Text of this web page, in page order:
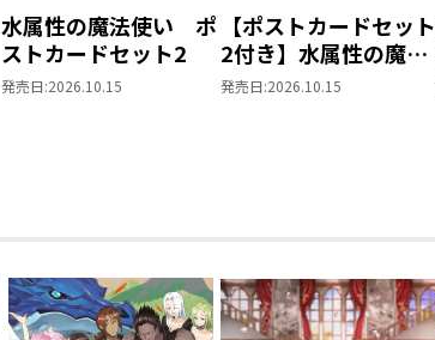
水属性の魔法使い ポ
ストカードセット2
発売日:2026.10.15
【ポストカードセット
2付き】水属性の魔法
使い 第三部 東方諸
発売日:2026.10.15